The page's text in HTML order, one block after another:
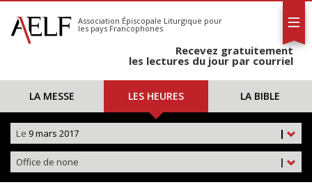
S'abonner
Calendrier
Association Épiscopale Liturgique pour
les pays Francophones
Recevez gratuitement
les lectures du jour par courriel
LA MESSE LES HEURES LA BIBLE
|
Le 9 mars 2017
|
Office de none